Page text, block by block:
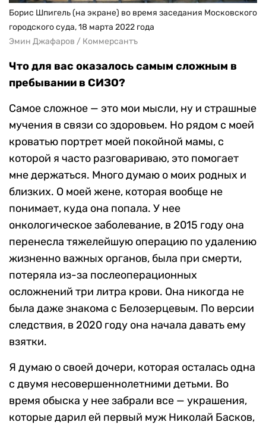
Борис Шпигель (на экране) во время заседания Московского
городского суда, 18 марта 2022 года
Эмин Джафаров / Коммерсантъ
Что для вас оказалось самым сложным в
пребывании в СИЗО?
Самое сложное — это мои мысли, ну и страшные
мучения в связи со здоровьем. Но рядом с моей
кроватью портрет моей покойной мамы, с
которой я часто разговариваю, это помогает
мне держаться. Много думаю о моих родных и
близких. О моей жене, которая вообще не
понимает, куда она попала. У нее
онкологическое заболевание, в 2015 году она
перенесла тяжелейшую операцию по удалению
жизненно важных органов, была при смерти,
потеряла из-за послеоперационных
осложнений три литра крови. Она никогда не
была даже знакома с Белозерцевым. По версии
следствия, в 2020 году она начала давать ему
взятки.
Я думаю о своей дочери, которая осталась одна
с двумя несовершеннолетними детьми. Во
время обыска у нее забрали все — украшения,
которые дарил ей первый муж Николай Басков,